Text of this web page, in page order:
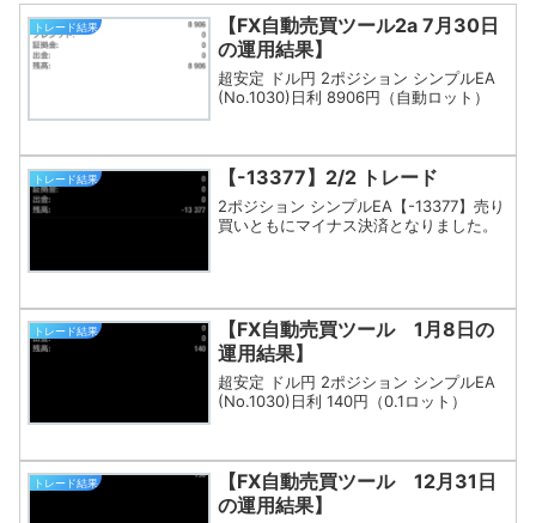
トレード結果
【FX自動売買ツール2a 7月30日
の運用結果】
超安定 ドル円 2ポジション シンプルEA
(No.1030)日利 8906円（自動ロット）
トレード結果 【-13377】2/2 トレード
2ポジション シンプルEA【-13377】売り
買いともにマイナス決済となりました。
トレード結果
【FX自動売買ツール 1月8日の
運用結果】
超安定 ドル円 2ポジション シンプルEA
(No.1030)日利 140円（0.1ロット）
トレード結果
【FX自動売買ツール 12月31日
の運用結果】